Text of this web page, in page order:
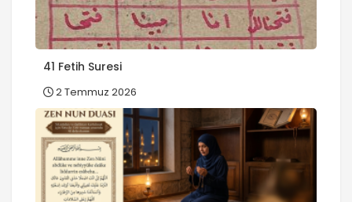
41 Fetih Suresi
2 Temmuz 2026